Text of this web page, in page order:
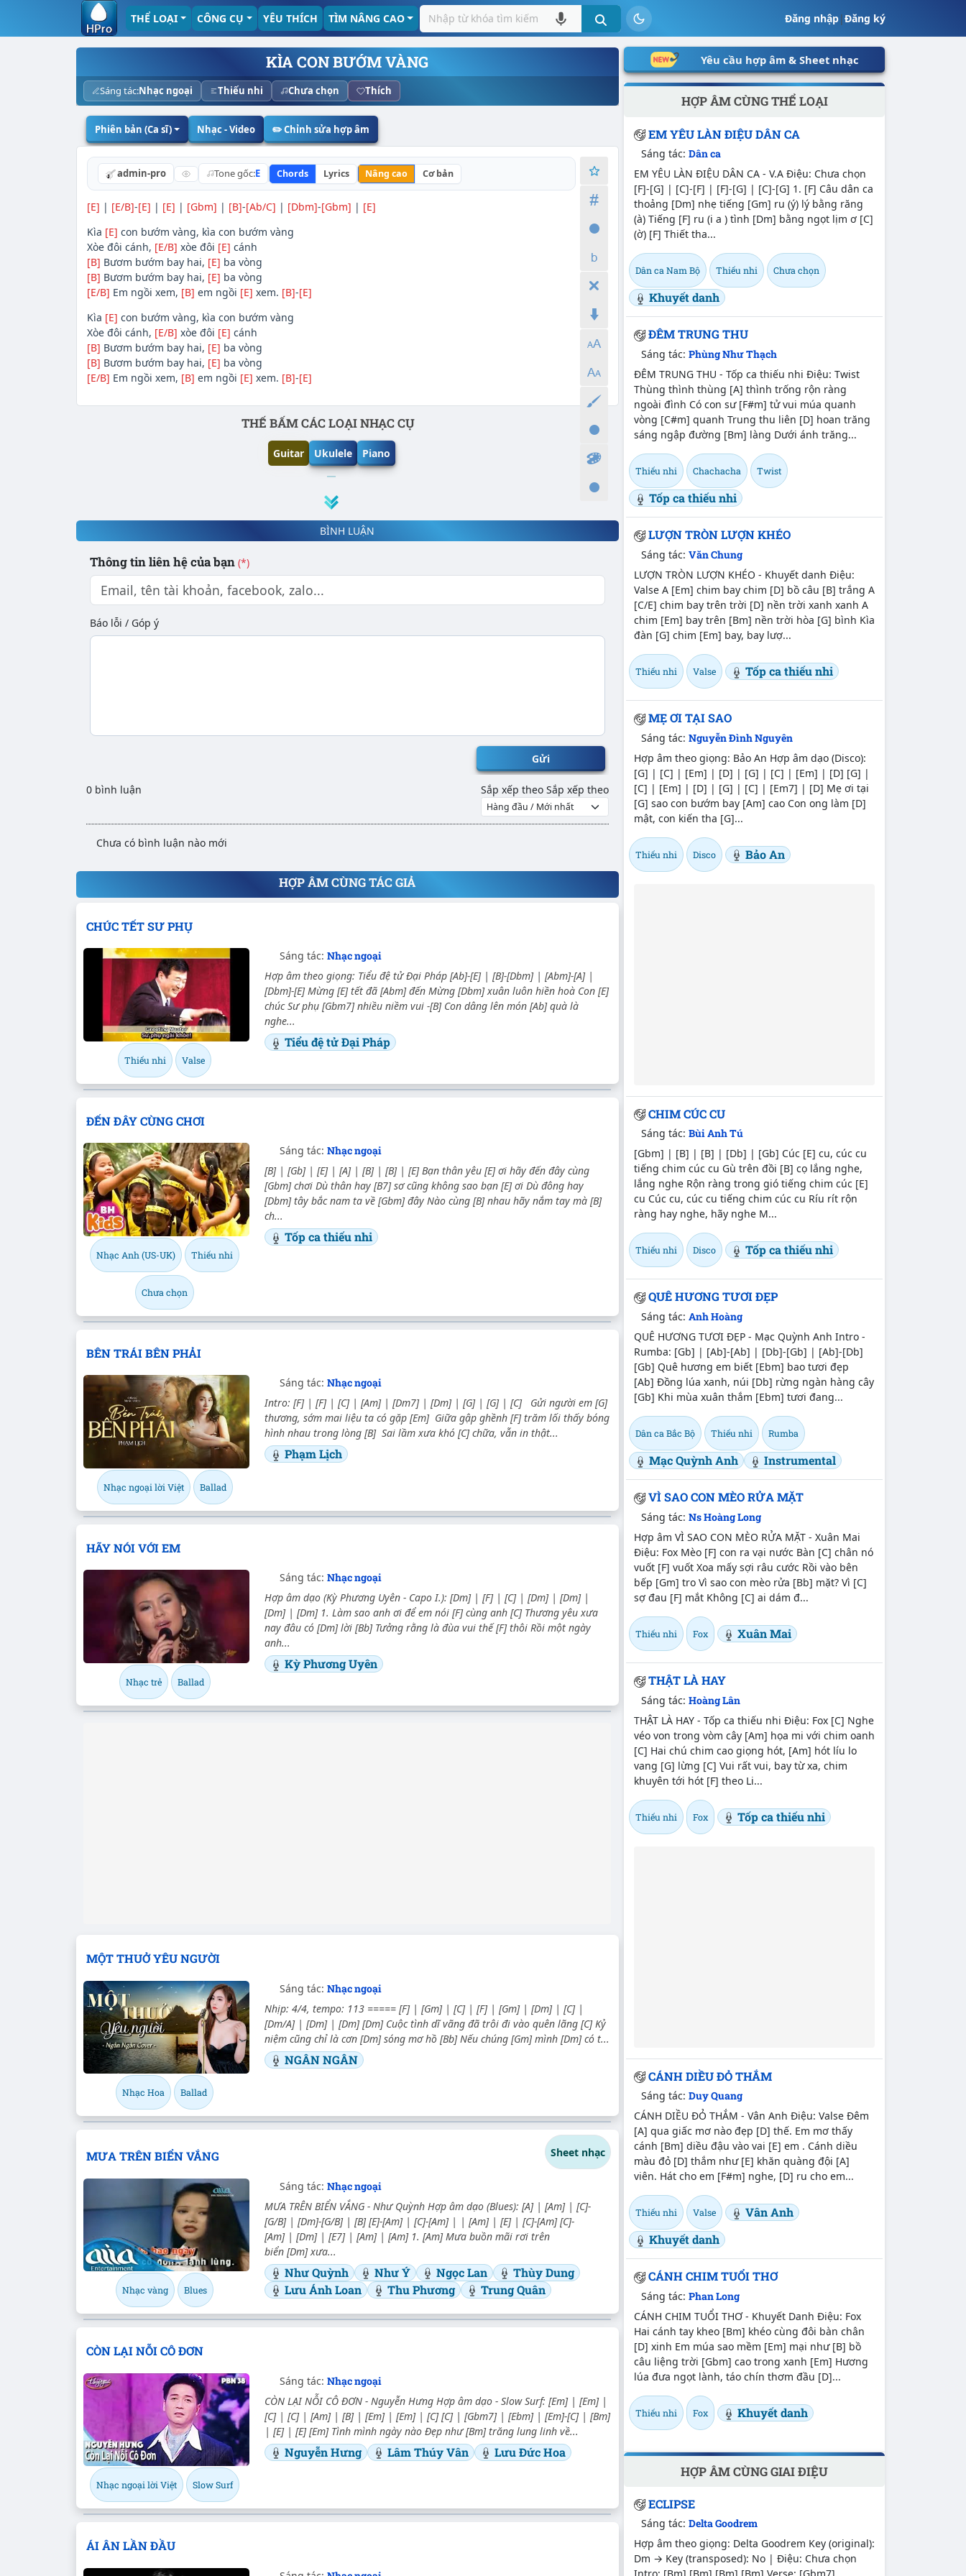
Đăng nhập|Đăng ký
THỂ LOẠI CÔNG CỤ YÊU THÍCH TÌM NÂNG CAO
KÌA CON BƯỚM VÀNG
Sáng tác:Nhạc ngoại Thiếu nhi Chưa chọn Thích
Phiên bản (Ca sĩ) Nhạc - Video ✏️ Chỉnh sửa hợp âm
admin-pro Tone gốc:E Chords Lyrics Nâng cao Cơ bản
[E] | [E/B]-[E] | [E] | [Gbm] | [B]-[Ab/C] | [Dbm]-[Gbm] | [E]
Kìa [E] con bướm vàng, kìa con bướm vàng
Xòe đôi cánh, [E/B] xòe đôi [E] cánh
[B] Bươm bướm bay hai, [E] ba vòng
[B] Bươm bướm bay hai, [E] ba vòng
[E/B] Em ngồi xem, [B] em ngồi [E] xem. [B]-[E]
Kìa [E] con bướm vàng, kìa con bướm vàng
Xòe đôi cánh, [E/B] xòe đôi [E] cánh
[B] Bươm bướm bay hai, [E] ba vòng
[B] Bươm bướm bay hai, [E] ba vòng
[E/B] Em ngồi xem, [B] em ngồi [E] xem. [B]-[E]
THẾ BẤM CÁC LOẠI NHẠC CỤ
Guitar Ukulele Piano
BÌNH LUẬN
Thông tin liên hệ của bạn (*)
Báo lỗi / Góp ý
Gửi
0 bình luận Sắp xếp theo Sắp xếp theo
Chưa có bình luận nào mới
HỢP ÂM CÙNG TÁC GIẢ
CHÚC TẾT SƯ PHỤ
Thiếu nhi Valse
Sáng tác: Nhạc ngoại
Hợp âm theo giọng: Tiểu đệ tử Đại Pháp [Ab]-[E] | [B]-[Dbm] | [Abm]-[A] |
[Dbm]-[E] Mừng [E] tết đã [Abm] đến Mừng [Dbm] xuân luôn hiền hoà Con [E]
chúc Sư phụ [Gbm7] nhiều niềm vui -[B] Con dâng lên món [Ab] quà là
nghe...
Tiểu đệ tử Đại Pháp
ĐẾN ĐÂY CÙNG CHƠI
Nhạc Anh (US-UK) Thiếu nhi
Chưa chọn
Sáng tác: Nhạc ngoại
[B] | [Gb] | [E] | [A] | [B] | [B] | [E] Bạn thân yêu [E] ơi hãy đến đây cùng
[Gbm] chơi Dù thân hay [B7] sơ cũng không sao bạn [E] ơi Dù đông hay
[Dbm] tây bắc nam ta về [Gbm] đây Nào cùng [B] nhau hãy nắm tay mà [B]
ch...
Tốp ca thiếu nhi
BÊN TRÁI BÊN PHẢI
Nhạc ngoại lời Việt Ballad
Sáng tác: Nhạc ngoại
Intro: [F] | [F] | [C] | [Am] | [Dm7] | [Dm] | [G] | [G] | [C] Gửi người em [G]
thương, sớm mai liệu ta có gặp [Em] Giữa gập ghềnh [F] trăm lối thấy bóng
hình nhau trong lòng [B] Sai lầm xưa khó [C] chữa, vẫn in thật...
Phạm Lịch
HÃY NÓI VỚI EM
Nhạc trẻ Ballad
Sáng tác: Nhạc ngoại
Hợp âm dạo (Kỳ Phương Uyên - Capo I.): [Dm] | [F] | [C] | [Dm] | [Dm] |
[Dm] | [Dm] 1. Làm sao anh ơi để em nói [F] cùng anh [C] Thương yêu xưa
nay đâu có [Dm] lời [Bb] Tưởng rằng là đùa vui thế [F] thôi Rồi một ngày
anh...
Kỳ Phương Uyên
MỘT THUỞ YÊU NGƯỜI
Nhạc Hoa Ballad
Sáng tác: Nhạc ngoại
Nhịp: 4/4, tempo: 113 ===== [F] | [Gm] | [C] | [F] | [Gm] | [Dm] | [C] |
[Dm/A] | [Dm] | [Dm] [Dm] Cuộc tình dĩ vãng đã trôi đi vào quên lãng [C] Kỷ
niệm cũng chỉ là cơn [Dm] sóng mơ hồ [Bb] Nếu chúng [Gm] mình [Dm] có t...
NGÂN NGÂN
MƯA TRÊN BIỂN VẮNG Sheet nhạc
Nhạc vàng Blues
Sáng tác: Nhạc ngoại
MƯA TRÊN BIỂN VẮNG - Như Quỳnh Hợp âm dạo (Blues): [A] | [Am] | [C]-
[G/B] | [Dm]-[G/B] | [B] [E]-[Am] | [C]-[Am] | | [Am] | [E] | [C]-[Am] [C]-
[Am] | [Dm] | [E7] | [Am] | [Am] 1. [Am] Mưa buồn mãi rơi trên
biển [Dm] xưa...
Như Quỳnh Như Ý Ngọc Lan
Thùy Dung
Lưu Ánh Loan
Thu Phương Trung Quân
CÒN LẠI NỖI CÔ ĐƠN
Nhạc ngoại lời Việt Slow Surf
Sáng tác: Nhạc ngoại
CÒN LẠI NỖI CÔ ĐƠN - Nguyễn Hưng Hợp âm dạo - Slow Surf: [Em] | [Em] |
[C] | [C] | [Am] | [B] | [Em] | [Em] | [C] [C] | [Gbm7] | [Ebm] | [Em]-[C] | [Bm]
| [E] | [E] [Em] Tình mình ngày nào Đẹp như [Bm] trăng lung linh về...
Nguyễn Hưng Lâm Thúy Vân Lưu Đức Hoa
ÁI ÂN LẦN ĐẦU
Yêu cầu hợp âm & Sheet nhạc
HỢP ÂM CÙNG THỂ LOẠI
EM YÊU LÀN ĐIỆU DÂN CA
Sáng tác:Dân ca
EM YÊU LÀN ĐIỆU DÂN CA - V.A Điệu: Chưa chọn
[F]-[G] | [C]-[F] | [F]-[G] | [C]-[G] 1. [F] Câu dân ca
thoảng [Dm] nhẹ tiếng [Gm] ru (ý) lý bằng răng
(à) Tiếng [F] ru (i a ) tình [Dm] bằng ngọt lịm ơ [C]
(ờ) [F] Thiết tha...
Dân ca Nam Bộ Thiếu nhi Chưa chọn
Khuyết danh
ĐÊM TRUNG THU
Sáng tác:Phùng Như Thạch
ĐÊM TRUNG THU - Tốp ca thiếu nhi Điệu: Twist
Thùng thình thùng [A] thình trống rộn ràng
ngoài đình Có con sư [F#m] tử vui múa quanh
vòng [C#m] quanh Trung thu liên [D] hoan trăng
sáng ngập đường [Bm] làng Dưới ánh trăng...
Thiếu nhi Chachacha Twist
Tốp ca thiếu nhi
LƯỢN TRÒN LƯỢN KHÉO
Sáng tác:Văn Chung
LƯỢN TRÒN LƯỢN KHÉO - Khuyết danh Điệu:
Valse A [Em] chim bay chim [D] bồ câu [B] trắng A
[C/E] chim bay trên trời [D] nền trời xanh xanh A
chim [Em] bay trên [Bm] nền trời hòa [G] bình Kìa
đàn [G] chim [Em] bay, bay lượ...
Thiếu nhi Valse Tốp ca thiếu nhi
MẸ ƠI TẠI SAO
Sáng tác:Nguyễn Đình Nguyên
Hợp âm theo giọng: Bảo An Hợp âm dạo (Disco):
[G] | [C] | [Em] | [D] | [G] | [C] | [Em] | [D] [G] |
[C] | [Em] | [D] | [G] | [C] | [Em7] | [D] Mẹ ơi tại
[G] sao con bướm bay [Am] cao Con ong làm [D]
mật, con kiến tha [G]...
Thiếu nhi Disco Bảo An
CHIM CÚC CU
Sáng tác:Bùi Anh Tú
[Gbm] | [B] | [B] | [Db] | [Gb] Cúc [E] cu, cúc cu
tiếng chim cúc cu Gù trên đồi [B] cọ lắng nghe,
lắng nghe Rộn ràng trong gió tiếng chim cúc [E]
cu Cúc cu, cúc cu tiếng chim cúc cu Ríu rít rộn
ràng hay nghe, hãy nghe M...
Thiếu nhi Disco Tốp ca thiếu nhi
QUÊ HƯƠNG TƯƠI ĐẸP
Sáng tác:Anh Hoàng
QUÊ HƯƠNG TƯƠI ĐẸP - Mạc Quỳnh Anh Intro -
Rumba: [Gb] | [Ab]-[Ab] | [Db]-[Gb] | [Ab]-[Db]
[Gb] Quê hương em biết [Ebm] bao tươi đẹp
[Ab] Đồng lúa xanh, núi [Db] rừng ngàn hàng cây
[Gb] Khi mùa xuân thắm [Ebm] tươi đang...
Dân ca Bắc Bộ Thiếu nhi Rumba
Mạc Quỳnh Anh Instrumental
VÌ SAO CON MÈO RỬA MẶT
Sáng tác:Ns Hoàng Long
Hợp âm VÌ SAO CON MÈO RỬA MẶT - Xuân Mai
Điệu: Fox Mèo [F] con ra vại nước Bàn [C] chân nó
vuốt [F] vuốt Xoa mấy sợi râu cước Rồi vào bên
bếp [Gm] tro Vì sao con mèo rửa [Bb] mặt? Vì [C]
sợ đau [F] mắt Không [C] ai dám đ...
Thiếu nhi Fox Xuân Mai
THẬT LÀ HAY
Sáng tác:Hoàng Lân
THẬT LÀ HAY - Tốp ca thiếu nhi Điệu: Fox [C] Nghe
véo von trong vòm cây [Am] họa mi với chim oanh
[C] Hai chú chim cao giọng hót, [Am] hót líu lo
vang [G] lừng [C] Vui rất vui, bay từ xa, chim
khuyên tới hót [F] theo Li...
Thiếu nhi Fox Tốp ca thiếu nhi
CÁNH DIỀU ĐỎ THẮM
Sáng tác:Duy Quang
CÁNH DIỀU ĐỎ THẮM - Vân Anh Điệu: Valse Đêm
[A] qua giấc mơ nào đẹp [D] thế. Em mơ thấy
cánh [Bm] diều đậu vào vai [E] em . Cánh diều
màu đỏ [D] thắm như [E] khăn quàng đội [A]
viên. Hát cho em [F#m] nghe, [D] ru cho em...
Thiếu nhi Valse
Vân Anh
Khuyết danh
CÁNH CHIM TUỔI THƠ
Sáng tác:Phan Long
CÁNH CHIM TUỔI THƠ - Khuyết Danh Điệu: Fox
Hai cánh tay kheo [Bm] khéo cùng đôi bàn chân
[D] xinh Em múa sao mềm [Em] mại như [B] bồ
câu liệng trời [Gbm] cao trong xanh [Em] Hương
lúa đưa ngọt lành, táo chín thơm đầu [D]...
Thiếu nhi Fox Khuyết danh
HỢP ÂM CÙNG GIAI ĐIỆU
ECLIPSE
Sáng tác:Delta Goodrem
Hợp âm theo giọng: Delta Goodrem Key (original):
Dm → Key (transposed): No | Điệu: Chưa chọn